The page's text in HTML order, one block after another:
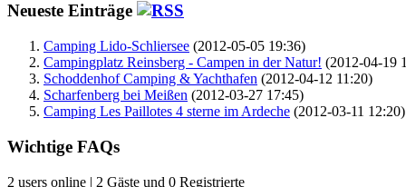
Neueste Einträge
Camping Lido-Schliersee (2012-05-05 19:36)
Campingplatz Reinsberg - Campen in der Natur! (2012-04-19
Schoddenhof Camping & Yachthafen (2012-04-12 11:20)
Scharfenberg bei Meißen (2012-03-27 17:45)
Camping Les Paillotes 4 sterne im Ardeche (2012-03-11 12:20)
Wichtige FAQs
2 users online | 2 Gäste und 0 Registrierte